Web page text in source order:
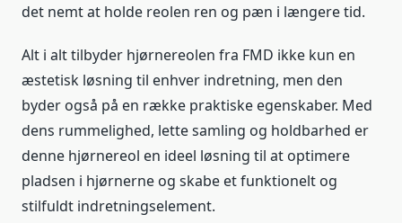
det nemt at holde reolen ren og pæn i længere tid.
Alt i alt tilbyder hjørnereolen fra FMD ikke kun en
æstetisk løsning til enhver indretning, men den
byder også på en række praktiske egenskaber. Med
dens rummelighed, lette samling og holdbarhed er
denne hjørnereol en ideel løsning til at optimere
pladsen i hjørnerne og skabe et funktionelt og
stilfuldt indretningselement.